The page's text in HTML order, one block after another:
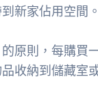
新家佔用空間。
原則，每購買
收納到儲藏室